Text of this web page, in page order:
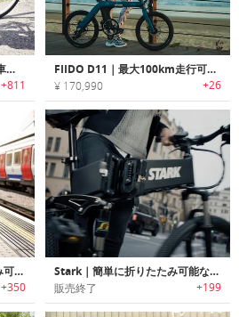
EAZY Bike｜お手持ちの自転車を電動に変身させるeバイクキット「イージーバイク」
+811
FIIDO D11｜最大100km走行可能な折りたたみ式アーバンeバイク「フィードー」
¥ 170,990 +26
KwikFold｜瞬時に折りたたみ可能なスマートデザインeバイク「クイックフォルド」
+350
Stark｜簡単に折りたたみ可能な電動eバイク「スターク」
販売終了 +199